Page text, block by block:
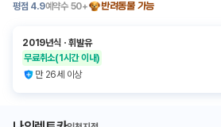
평점 4.9예약수 50+ 반려동물 가능
2019년식 ㆍ휘발유
무료취소(1시간 이내)
만 26세 이상